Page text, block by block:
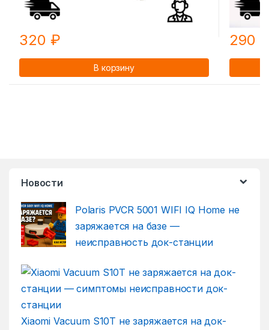
320 ₽
В корзину
290
Новости
Polaris PVCR 5001 WIFI IQ Home не
заряжается на базе —
неисправность док-станции
Xiaomi Vacuum S10T не заряжается на док-